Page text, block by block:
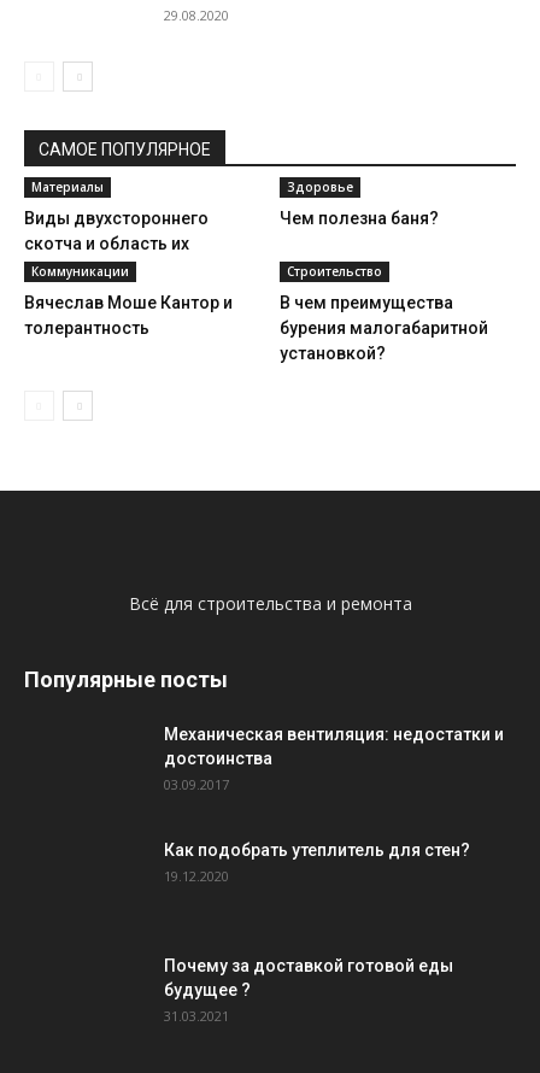
29.08.2020
САМОЕ ПОПУЛЯРНОЕ
Материалы
Виды двухстороннего
скотча и область их
применения
Здоровье
Чем полезна баня?
Коммуникации
Вячеслав Моше Кантор и
толерантность
Строительство
В чем преимущества
бурения малогабаритной
установкой?
Всё для строительства и ремонта
Популярные посты
Механическая вентиляция: недостатки и
достоинства
03.09.2017
Как подобрать утеплитель для стен?
19.12.2020
Почему за доставкой готовой еды
будущее ?
31.03.2021